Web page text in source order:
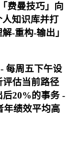
费曼技巧」向
人知识库并打
-重构-输出」
每周五下午设
评估当前路径
20%的事务 -
年绩效平均高